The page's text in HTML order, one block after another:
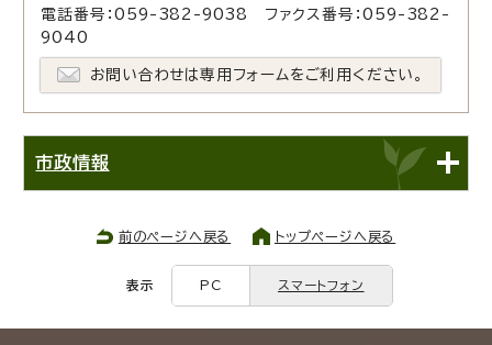
電話番号：059-382-9038 ファクス番号：059-382-
9040
お問い合わせは専用フォームをご利用ください。
市政情報
前のページへ戻る トップページへ戻る
表示 PC スマートフォン